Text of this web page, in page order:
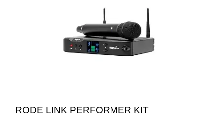
RODE LINK PERFORMER KIT